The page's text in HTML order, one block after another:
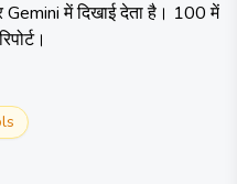
में दिखाई देता है। 100 में